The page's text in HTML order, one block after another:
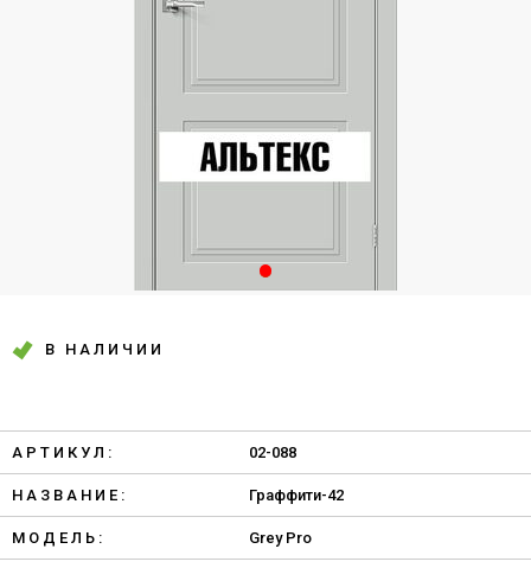
В НАЛИЧИИ
АРТИКУЛ: 02-088
НАЗВАНИЕ: Граффити-42
МОДЕЛЬ: Grey Pro